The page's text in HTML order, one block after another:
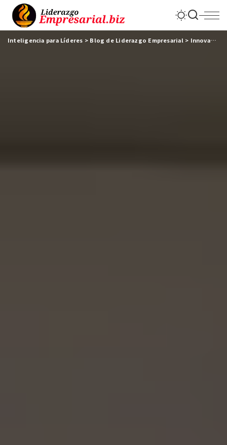
Inteligencia para Líderes > Blog de Liderazgo Empresarial > Innovación & Tecnología